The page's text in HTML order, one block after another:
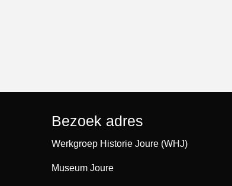
Bezoek adres
Werkgroep Historie Joure (WHJ)
Museum Joure